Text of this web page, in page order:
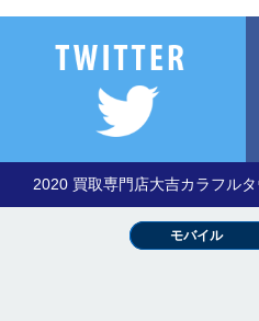
2020 買取専門店大吉カラフル
モバイル